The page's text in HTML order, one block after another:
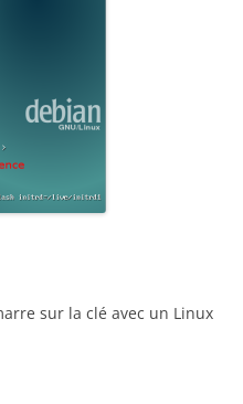
sur la clé avec un Linux